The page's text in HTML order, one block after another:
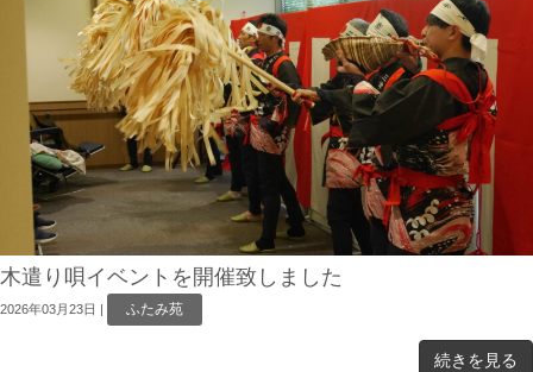
木遣り唄イベントを開催致しました
2026年03月23日 ふたみ苑
続きを見る